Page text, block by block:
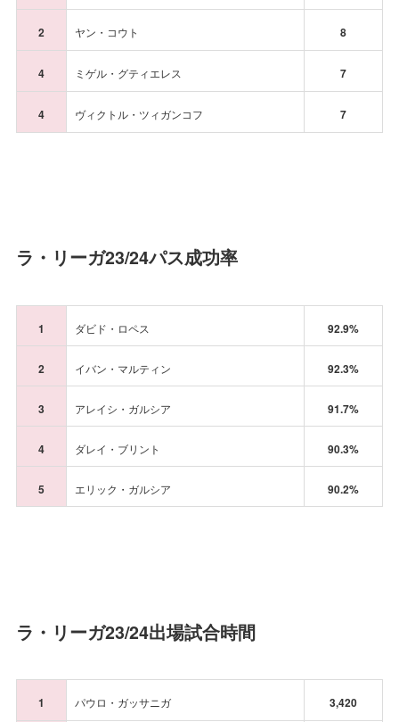
2 ヤン・コウト 8
4 ミゲル・グティエレス 7
4 ヴィクトル・ツィガンコフ 7
ラ・リーガ23/24パス成功率
1 ダビド・ロペス 92.9%
2 イバン・マルティン 92.3%
3 アレイシ・ガルシア 91.7%
4 ダレイ・ブリント 90.3%
5 エリック・ガルシア 90.2%
ラ・リーガ23/24出場試合時間
1 パウロ・ガッサニガ 3,420